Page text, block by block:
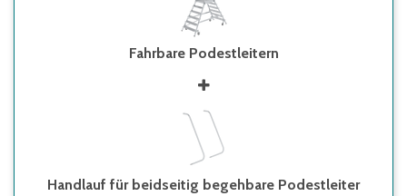
Fahrbare Podestleitern
Handlauf für beidseitig begehbare Podestleiter